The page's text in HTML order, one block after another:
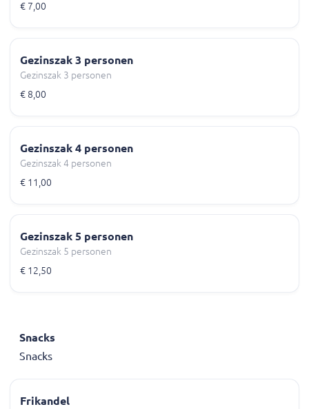
€ 7,00
Gezinszak 3 personen
Gezinszak 3 personen
€ 8,00
Gezinszak 4 personen
Gezinszak 4 personen
€ 11,00
Gezinszak 5 personen
Gezinszak 5 personen
€ 12,50
Snacks
Snacks
Frikandel